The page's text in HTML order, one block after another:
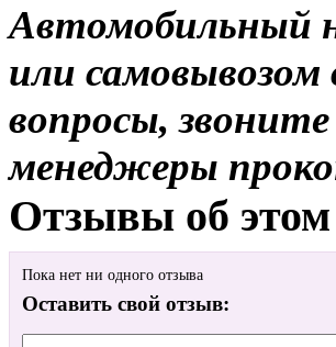
Автомобильный
или самовывозом
вопросы,
менеджеры
Отзывы об этом
Пока нет ни одного отзыва
Оставить свой отзыв: